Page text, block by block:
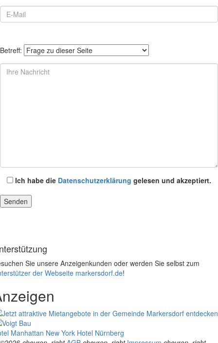
Betreff:
Ich habe die Datenschutzerklärung gelesen und akzeptiert.
Sie unsere Anzeigenkunden oder werden Sie selbst zum
der Webseite markersdorf.de!
Manhattan New York Hotel Nürnberg